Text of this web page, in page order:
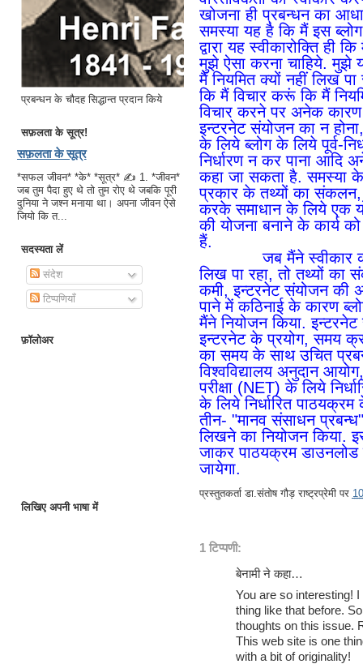
प्रबन्धन के चौदह सिद्धान्त प्रदान किये
सफ़लता के सूत्र!
सफ़लता के सूत्र
*सफल जीवन* *के* *सूत्र* ✍ 1. *जीवन*
जब तुम पैदा हुए थे तो तुम रोए थे जबकि पूरी
दुनिया ने जश्न मनाया था। अपना जीवन ऐसे
जियो कि त...
सदस्यता लें
संदेश
टिप्पणियाँ
फ़ॉलोअर
लिखिए अपनी भाषा में
खोजना ही प्रबन्धन का
समस्या यह है कि मैं इस
द्वारा यह स्वीकारोक्ति ही
मुझे ऐसा करना चाहिये. मुझे
मैं नियमित क्यों नहीं लिख
कि मैं विचार करूं कि मैं
विचार करने पर अनेक
इन्टरनेट संयोजन का न
के लिये ब्लोग के लिये पूर्व-
निर्धारण न कर पाना आदि
कहा जा सकता है. समस्या
प्रकार के तथ्यों का संकलन,
करके समाधान के लिये एक
की योजना बनाने के कार्य
हैं.
जब मैंने स्वीकार कर
लिख पा रहा, तो तथ्यों
कमी, इन्टरनेट संयोजन की
पाने में कठिनाई के कारण
मैंने नियोजन किया.
इन्टरनेट के प्रयोग, समय
का समय के साथ उचित
विश्वविद्यालय अनुदान आयोग,
परीक्षा (NET) के लिये
के लिये निर्धारित
तीन- "मानव संसाधन प्रबन्ध"
लिखने का नियोजन किया.
जाकर पाठयक्रम डाउनलोड
जायेगा.
प्रस्तुतकर्ताडा.संतोष गौड़ राष्ट्रप्रेमी पर
1 टिप्पणी:
बेनामी ने कहा…
You are so interesting!
thing like that before.
thoughts on this issue.
This web site is one
with a bit of originality!